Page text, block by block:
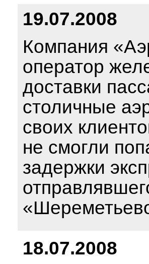
19.07.2008
Компания
оператор
доставки
столичные
своих
не смогли
задержки
18.07.2008